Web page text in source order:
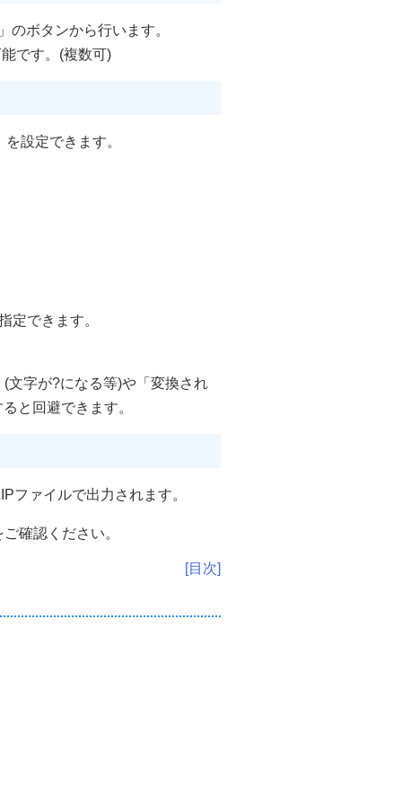
のボタンから行います。
です。(複数可)
設定できます。
定できます。
文字が?になる等)や「変換され
と回避できます。
ファイルで出力されます。
ご確認ください。
[目次]